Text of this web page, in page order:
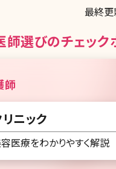
最終
師選びのチェック
師
ニック
医療をわかりやすく解説